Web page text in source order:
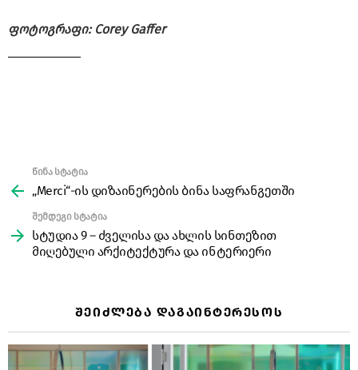
ფოტოგრაფი: Corey Gaffer
more
წინა სტატია
„Merci“-ის დიზაინერების ბინა საფრანგეთში
შემდეგი სტატია
სტუდია 9 – ძველისა და ახლის სინთეზით
მიღებული არქიტექტურა და ინტერიერი
ᲨᲔᲘᲫᲚᲔᲑᲐ ᲓᲐᲒᲐᲘᲜᲢᲔᲠᲔᲡᲝᲡ